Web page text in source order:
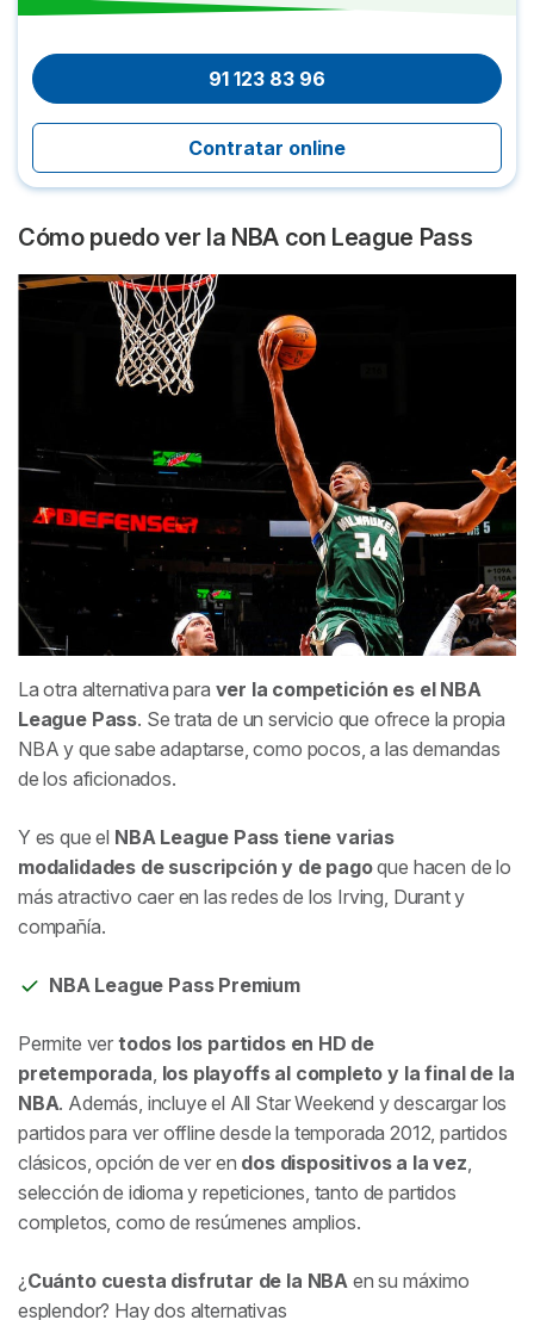
91 123 83 96
Contratar online
Cómo puedo ver la NBA con League Pass
La otra alternativa para ver la competición es el NBA
League Pass. Se trata de un servicio que ofrece la propia
NBA y que sabe adaptarse, como pocos, a las demandas
de los aficionados.
Y es que el NBA League Pass tiene varias
modalidades de suscripción y de pagoque hacen de lo
más atractivo caer en las redes de los Irving, Durant y
compañía.
NBA League Pass Premium
Permite ver todos los partidos en HD de
pretemporada, los playoffs al completo y la final de la
NBA. Además, incluye el All Star Weekend y descargar los
partidos para ver offline desde la temporada 2012, partidos
clásicos, opción de ver en dos dispositivos a la vez,
selección de idioma y repeticiones, tanto de partidos
completos, como de resúmenes amplios.
¿Cuánto cuesta disfrutar de la NBA en su máximo
esplendor? Hay dos alternativas